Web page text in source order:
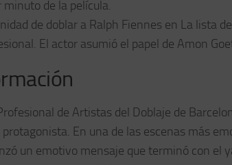
de la película.
de doblar a Ralph Fiennes en La lista
El actor asumió el papel de Amon
de Artistas del Doblaje de
En una de las escenas más
un emotivo mensaje que terminó con el